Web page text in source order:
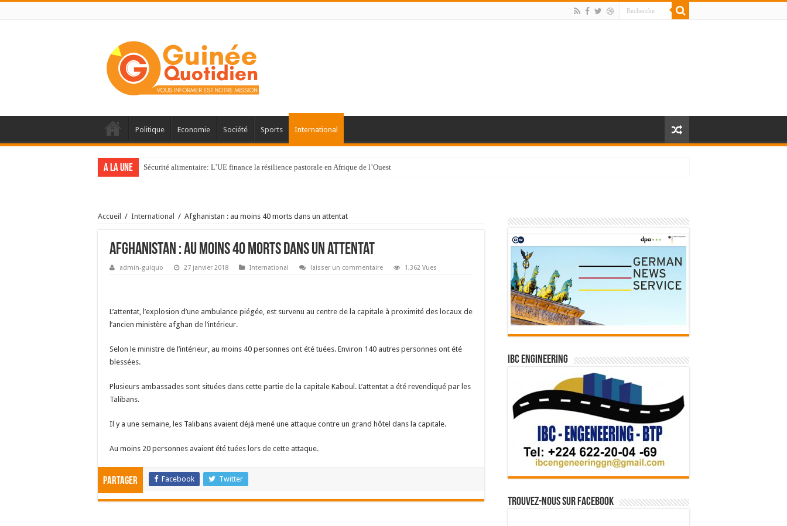
Politique Economie Société Sports International
A la une Sécurité alimentaire: L’UE finance la résilience pastorale en Afrique de l’Ouest
Accueil / International / Afghanistan : au moins 40 morts dans un attentat
Afghanistan : au moins 40 morts dans un attentat
admin-guiquo 27 janvier 2018 International laisser un commentaire 1,362 Vues
L’attentat, l’explosion d’une ambulance piégée, est survenu au centre de la capitale à proximité des locaux de
l’ancien ministère afghan de l’intérieur.
Selon le ministre de l’intérieur, au moins 40 personnes ont été tuées. Environ 140 autres personnes ont été
blessées.
Plusieurs ambassades sont situées dans cette partie de la capitale Kaboul. L’attentat a été revendiqué par les
Talibans.
Il y a une semaine, les Talibans avaient déjà mené une attaque contre un grand hôtel dans la capitale.
Au moins 20 personnes avaient été tuées lors de cette attaque.
Partager Facebook Twitter
IBC Engineering
Trouvez-nous sur Facebook